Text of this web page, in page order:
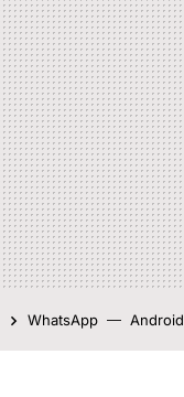
WhatsApp Android